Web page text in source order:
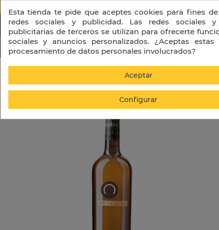
Vino Blanco
Esta tienda te pide que aceptes cookies para fines
redes sociales y publicidad. Las redes sociales
publicitarias de terceros se utilizan para ofrecerte
sociales y anuncios personalizados. ¿Aceptas
procesamiento de datos personales involucrados?
Aceptar
Configurar